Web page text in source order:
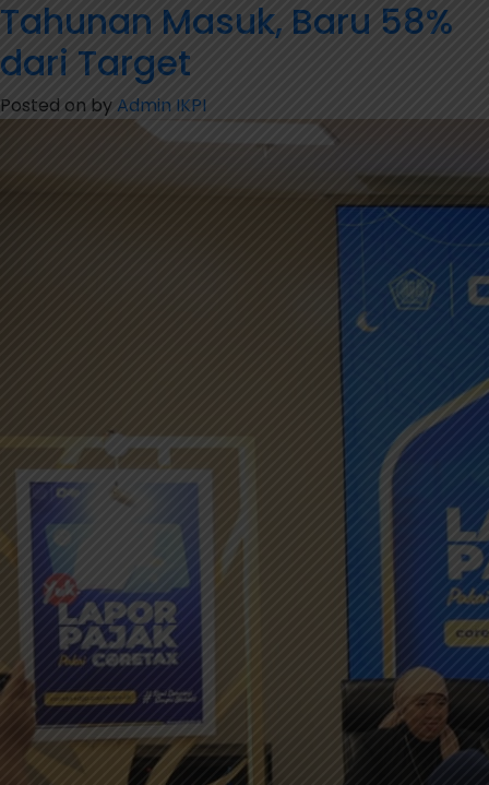
Batas
Hingga
April
2026
Tahunan Masuk, Baru 58%
dari Target
Posted on byAdmin IKPI